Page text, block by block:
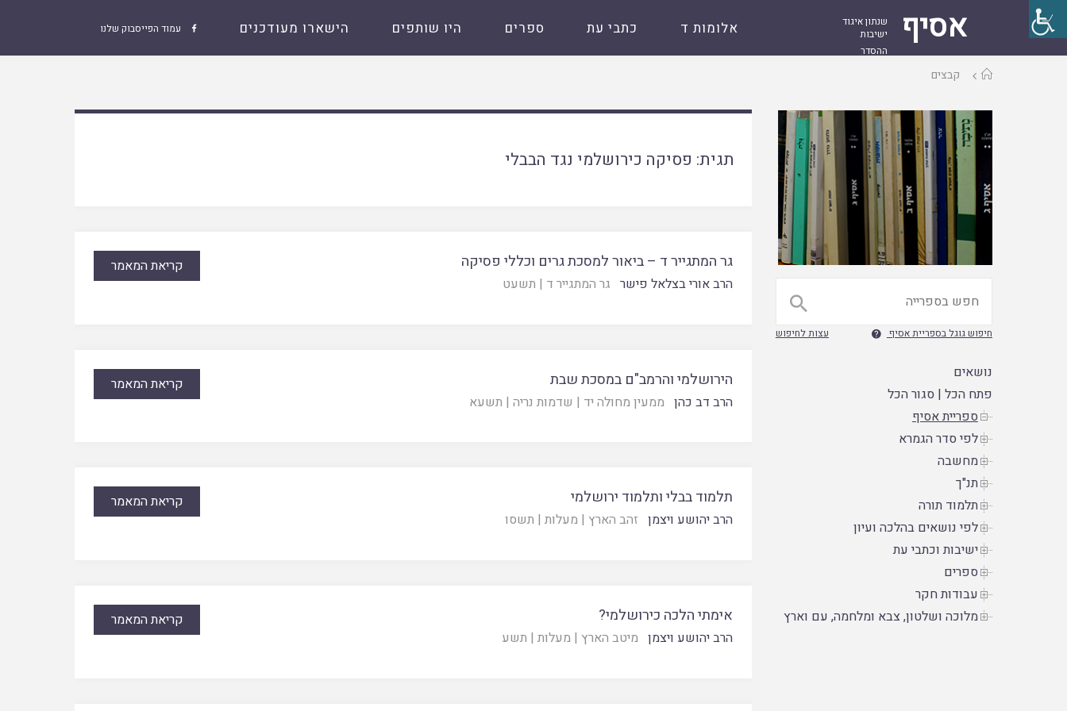
אסיף
שנתון איגוד
ישיבות
ההסדר
 עמוד הפייסבוק שלנו אלומות ד כתבי עת ספרים היו שותפים הישארו מעודכנים
עמודקבצים
תגית: פסיקה כירושלמי נגד הבבלי
גר המתגייר ד – ביאור למסכת גרים וכללי פסיקה
הרב אורי בצלאל פישר גר המתגייר ד | תשעט
קריאת המאמר
הירושלמי והרמב"ם במסכת שבת
הרב דב כהן ממעין מחולה יד | שדמות נריה | תשעא
קריאת המאמר
תלמוד בבלי ותלמוד ירושלמי
הרב יהושע ויצמן זהב הארץ | מעלות | תשסו
קריאת המאמר
אימתי הלכה כירושלמי?
הרב יהושע ויצמן מיטב הארץ | מעלות | תשע
קריאת המאמר

חיפוש גוגל בספריית אסיף  עצות לחיפוש
נושאים
פתח הכל |סגור הכל
ספריית אסיף
לפי סדר הגמרא
מחשבה
תנ"ך
תלמוד תורה
לפי נושאים בהלכה ועיון
ישיבות וכתבי עת
ספרים
עבודות חקר
מלוכה ושלטון, צבא ומלחמה, עם וארץ